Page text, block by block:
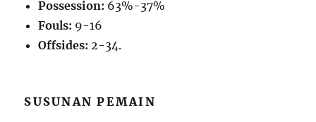
Possession: 63%-37%
Fouls: 9-16
Offsides: 2-34.
SUSUNAN PEMAIN